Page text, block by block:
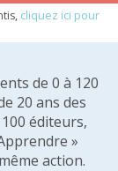
cliquez ici pour
de 0 à 120
20 ans des
éditeurs,
»
action.